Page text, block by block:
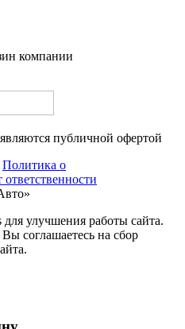
компании
публичной офертой
Политика о
ответственности
улучшения работы сайта.
соглашаетесь на сбор